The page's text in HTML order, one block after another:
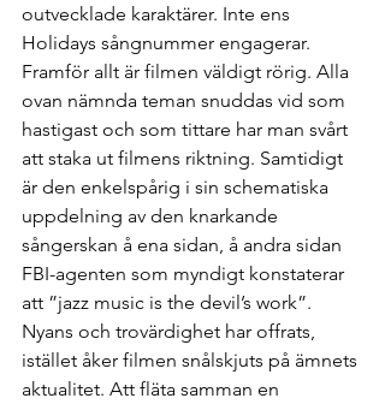
outvecklade karaktärer. Inte ens
Holidays sångnummer engagerar.
Framför allt är filmen väldigt rörig. Alla
ovan nämnda teman snuddas vid som
hastigast och som tittare har man svårt
att staka ut filmens riktning. Samtidigt
är den enkelspårig i sin schematiska
uppdelning av den knarkande
sångerskan å ena sidan, å andra sidan
FBI-agenten som myndigt konstaterar
att ”jazz music is the devil’s work”.
Nyans och trovärdighet har offrats,
istället åker filmen snålskjuts på ämnets
aktualitet. Att fläta samman en